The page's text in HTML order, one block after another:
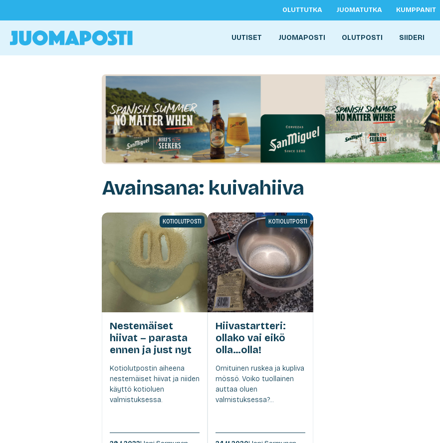
OLUTTUTKA JUOMATUTKA KUMPPANIT
UUTISET JUOMAPOSTI OLUTPOSTI SIIDERI
Avainsana: kuivahiiva
KOTIOLUTPOSTI
Nestemäiset
hiivat – parasta
ennen ja just nyt
Kotiolutpostin aiheena
nestemäiset hiivat ja niiden
käyttö kotioluen
valmistuksessa.
KOTIOLUTPOSTI
Hiivastartteri:
ollako vai eikö
olla…olla!
Omituinen ruskea ja kupliva
mössö. Voiko tuollainen
auttaa oluen
valmistuksessa?...